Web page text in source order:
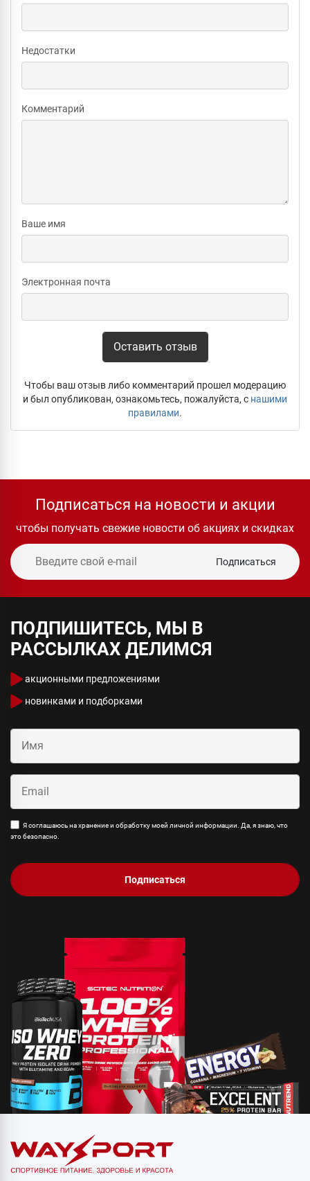
Недостатки
Комментарий
Ваше имя
Электронная почта
Оставить отзыв
Чтобы ваш отзыв либо комментарий прошел модерацию
и был опубликован, ознакомьтесь, пожалуйста, с нашими
правилами.
Подписаться на новости и акции
чтобы получать свежие новости об акциях и скидках
Подписаться
ПОДПИШИТЕСЬ, МЫ В
РАССЫЛКАХ ДЕЛИМСЯ
акционными предложениями
новинками и подборками
Я соглашаюсь на хранение и обработку моей личной информации. Да, я знаю, что
это безопасно.
Подписаться